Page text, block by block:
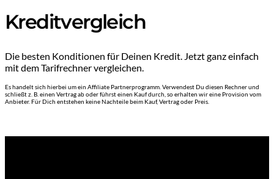
Kreditvergleich
Die besten Konditionen für Deinen Kredit. Jetzt ganz einfach
mit dem Tarifrechner vergleichen.
Es handelt sich hierbei um ein Affiliate Partnerprogramm. Verwendest Du diesen Rechner und
schließt z. B. einen Vertrag ab oder führst einen Kauf durch, so erhalten wir eine Provision vom
Anbieter. Für Dich entstehen keine Nachteile beim Kauf, Vertrag oder Preis.